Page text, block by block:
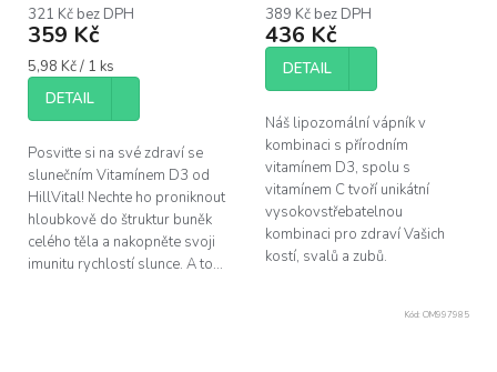
321 Kč bez DPH
359 Kč
Měrná
cena:
5,98 Kč / 1 ks
DETAIL
Posviťte si na své zdraví se
slunečním Vitamínem D3 od
HillVital! Nechte ho proniknout
hloubkově do štruktur buněk
celého těla a nakopněte svoji
imunitu rychlostí slunce. A to...
389 Kč bez DPH
436 Kč
DETAIL
Náš lipozomální vápník v
kombinaci s přírodním
vitamínem D3, spolu s
vitamínem C tvoří unikátní
vysokovstřebatelnou
kombinaci pro zdraví Vašich
kostí, svalů a zubů.
Kód: OM997985